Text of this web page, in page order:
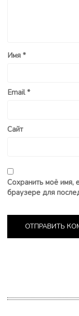
Имя *
Email*
Сайт
Сохранить моё имя,
браузере для